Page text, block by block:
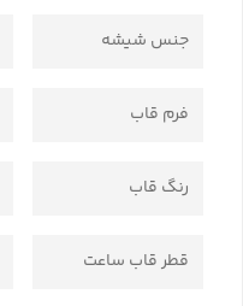
جنس شیشه
فرم قاب
رنگ قاب
قطر قاب ساعت